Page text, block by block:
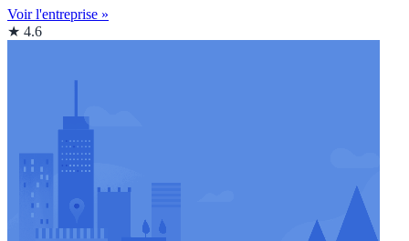
Voir l'entreprise »
★ 4.6